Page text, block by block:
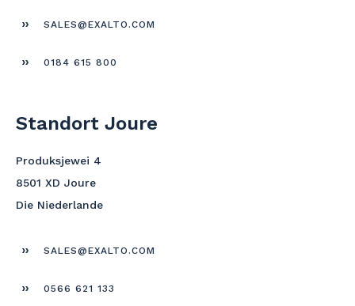
SALES@EXALTO.COM
0184 615 800
Standort Joure
Produksjewei 4
8501 XD Joure
Die Niederlande
SALES@EXALTO.COM
0566 621 133